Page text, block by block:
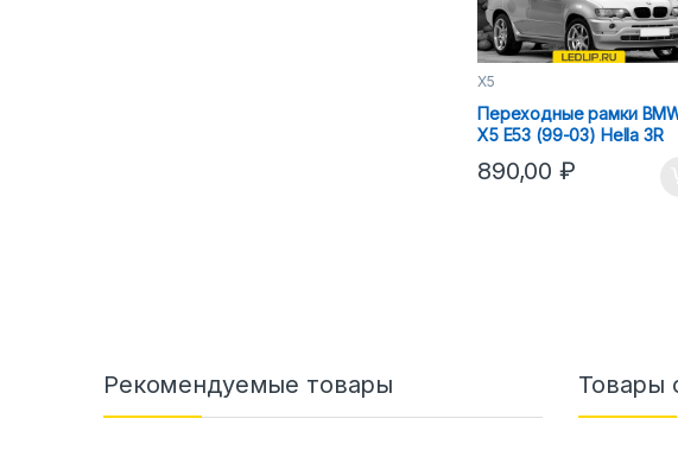
X5
Переходные рамки
X5 E53 (99-03) Hella 3R
890,00₽
Рекомендуемые товары Товары